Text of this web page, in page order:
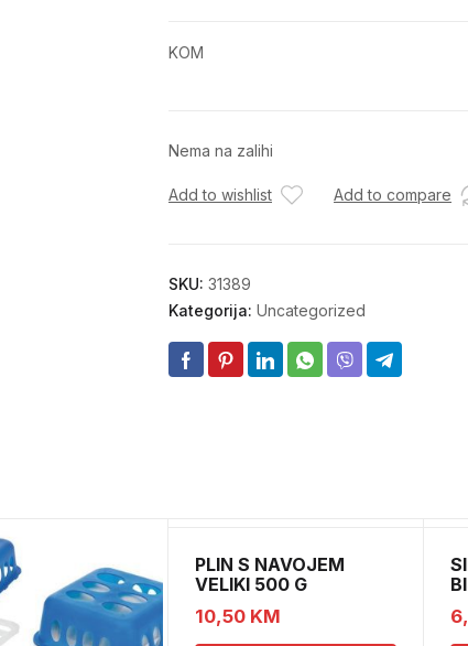
KOM
Nema na zalihi
Add to wishlist Add to compare
SKU: 31389
Kategorija: Uncategorized
PLIN S NAVOJEM
VELIKI 500 G
10,50 KM